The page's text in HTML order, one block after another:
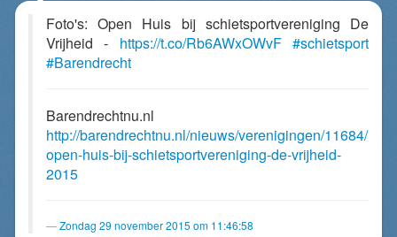
Foto's: Open Huis bij schietsportvereniging De
Vrijheid - https://t.co/Rb6AWxOWvF #schietsport
#Barendrecht
Barendrechtnu.nl
http://barendrechtnu.nl/nieuws/verenigingen/11684/
open-huis-bij-schietsportvereniging-de-vrijheid-
2015
Zondag 29 november 2015 om 11:46:58